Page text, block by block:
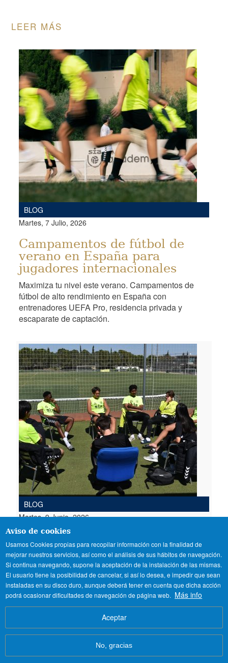
LEER MÁS
BLOG
Martes, 7 Julio, 2026
Campamentos de fútbol de
verano en España para
jugadores internacionales
Maximiza tu nivel este verano. Campamentos de
fútbol de alto rendimiento en España con
entrenadores UEFA Pro, residencia privada y
escaparate de captación.
BLOG
Martes, 9 Junio, 2026
Pruebas de futbol para
futbolistas internacionales en
verano
Consigue tu oportunidad en España.Pruebas de
fútbol en veranopara jugadores internacionales
con entrenamiento UEFA Pro, residencia segura y
Aviso de cookies
Usamos Cookies propias para recopilar información con la finalidad de
mejorar nuestros servicios, así como el análisis de sus hábitos de navegación.
Si continua navegando, supone la aceptación de la instalación de las mismas.
El usuario tiene la posibilidad de cancelar, si así lo desea, e impedir que sean
instaladas en su disco duro, aunque deberá tener en cuenta que dicha acción
podrá ocasionar dificultades de navegación de página web. Más info
Aceptar
No, gracias